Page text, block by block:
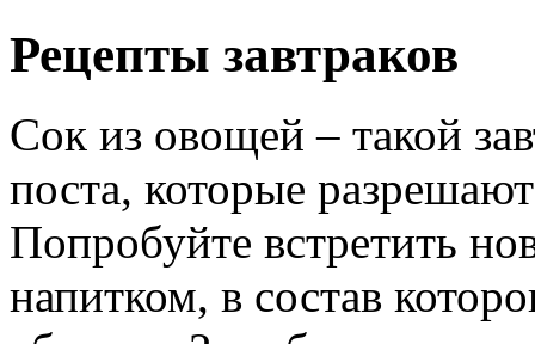
Рецепты завтраков
Сок из овощей – такой
поста, которые
Попробуйте встретить
напитком, в состав